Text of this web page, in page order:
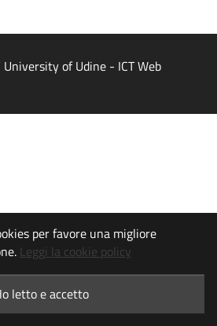
per favore una migliore
Leggi la cookie policy
letto e accetto
of Udine - ICT Web